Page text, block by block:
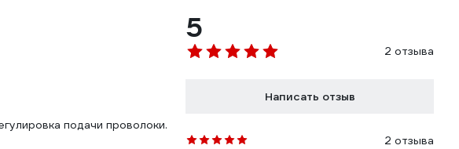
5
2 отзыва
Написать отзыв
2 отзыва
подачи проволоки.